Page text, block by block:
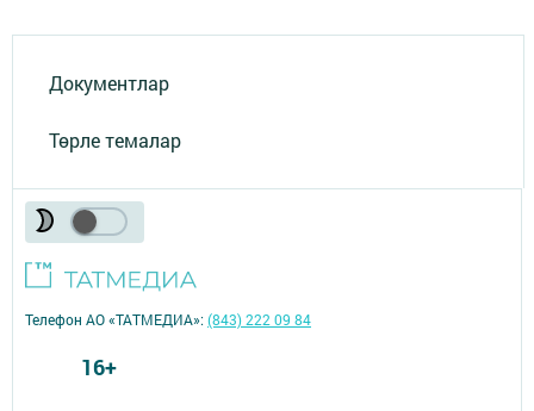
Документлар
Төрле темалар
Телефон АО «ТАТМЕДИА»:(843) 222 09 84
16+